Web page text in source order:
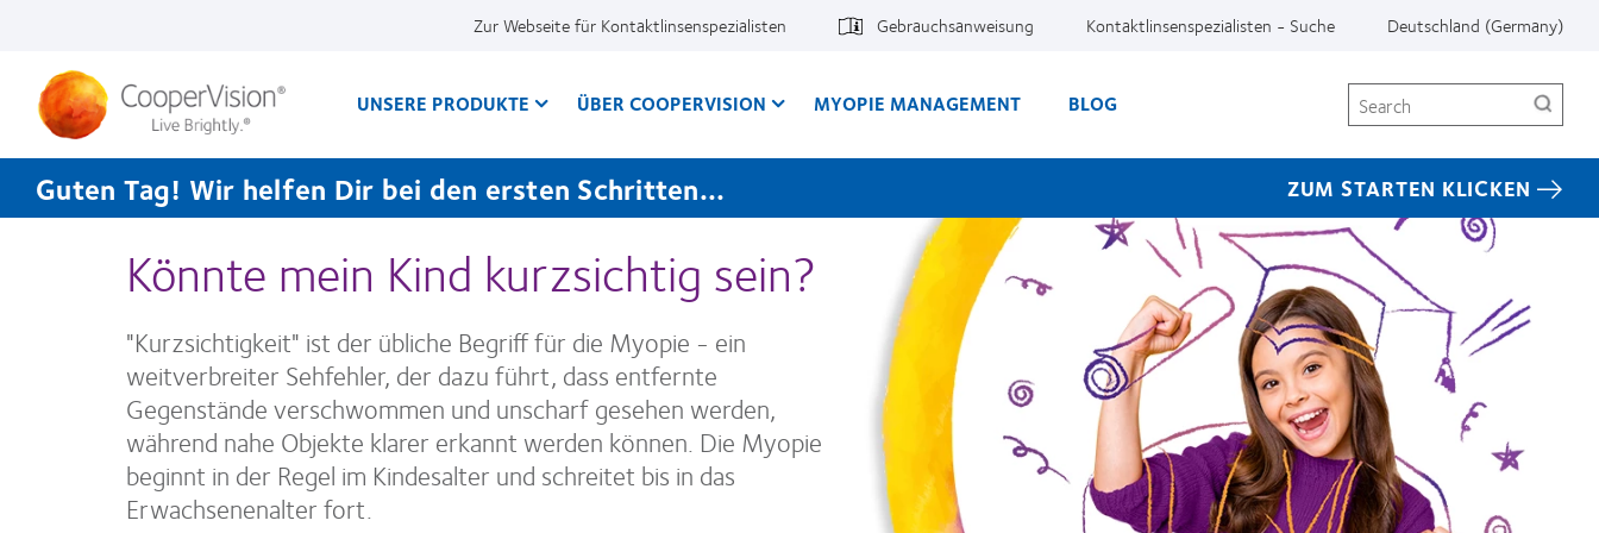
Zur Webseite für Kontaktlinsenspezialisten Gebrauchsanweisung Kontaktlinsenspezialisten - Suche Deutschland (Germany)
UNSERE PRODUKTE ÜBER COOPERVISION MYOPIE MANAGEMENT BLOG Search
Guten Tag! Wir helfen Dir bei den ersten Schritten... ZUM STARTEN KLICKEN
Könnte mein Kind kurzsichtig sein?
"Kurzsichtigkeit" ist der übliche Begriff für die Myopie - ein
weitverbreiter Sehfehler, der dazu führt, dass entfernte
Gegenstände verschwommen und unscharf gesehen werden,
während nahe Objekte klarer erkannt werden können. Die Myopie
beginnt in der Regel im Kindesalter und schreitet bis in das
Erwachsenenalter fort.